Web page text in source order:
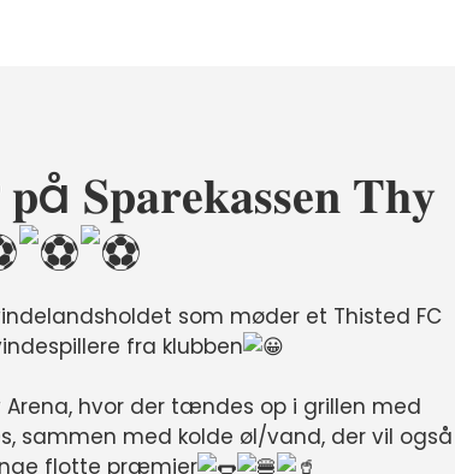
𝐒𝐩𝐚𝐫𝐞𝐤𝐚𝐬𝐬𝐞𝐧 𝐓𝐡𝐲
som møder et Thisted FC
fra klubben
Arena, hvor der tændes op i grillen med
sammen med kolde øl/vand, der vil også
flotte præmier